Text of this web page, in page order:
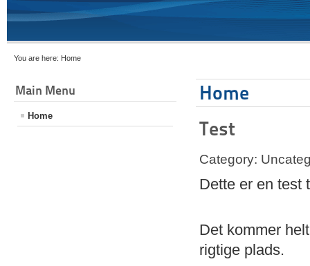
You are here: Home
Main Menu
Home
Home
Test
Category:
Dette er en test
Det kommer
rigtige plads.